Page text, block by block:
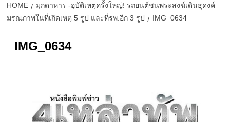
HOME
มุกดาหาร -อุบัติเหตุครั้งใหญ่! รถยนต์ชนพระสงฆ์เดินธุดงค์
มรณภาพในที่เกิดเหตุ 5 รูป และที่รพ.อีก 3 รูป
IMG_0634
IMG_0634